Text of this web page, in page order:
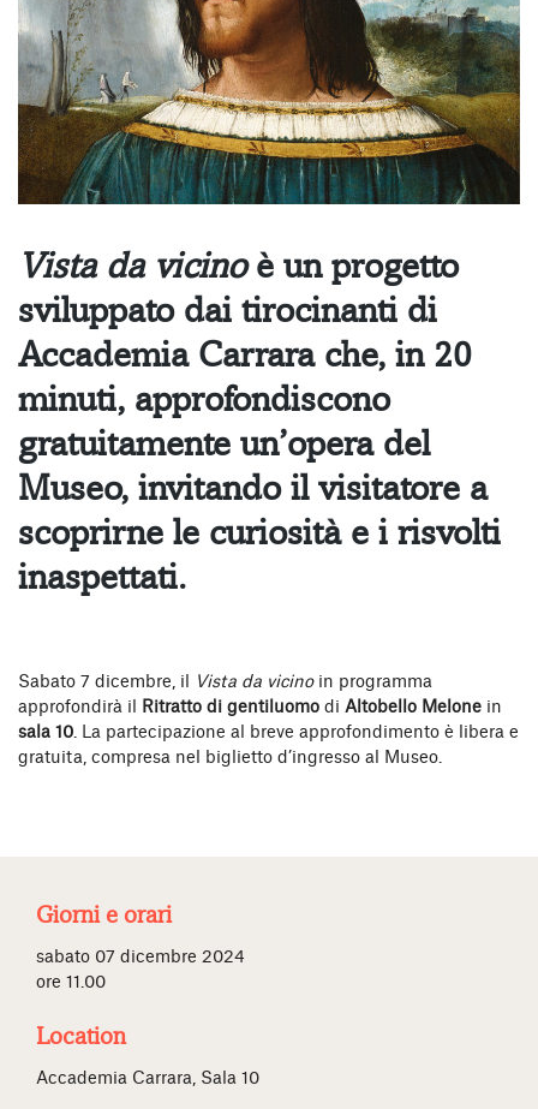
Vista da vicinoè un progetto
sviluppato dai tirocinanti di
Accademia Carrara che, in 20
minuti, approfondiscono
gratuitamente un’opera del
Museo, invitando il visitatore a
scoprirne le curiosità e i risvolti
inaspettati.
Sabato 7 dicembre, il Vista da vicinoin programma
approfondirà il
Ritratto di gentiluomo di Altobello Melone in
sala 10 . La partecipazione al breve approfondimento è libera e
gratuita, compresa nel biglietto d’ingresso al Museo.
Giorni e orari
sabato 07 dicembre 2024
ore 11.00
Location
Accademia Carrara, Sala 10